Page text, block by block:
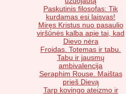
Paskutinis filosofas: Tik
kurdamas esi laisvas!
Miręs Kristus nuo pasaulio
viršūnės kalba apie tai, kad
Dievo nėra
Froidas. Totemas ir tabu.
Tabu ir jausmų
ambivalencija
Seraphim Rouse. Maištas
prieš Dievą
Tarp kovingo ateizmo ir